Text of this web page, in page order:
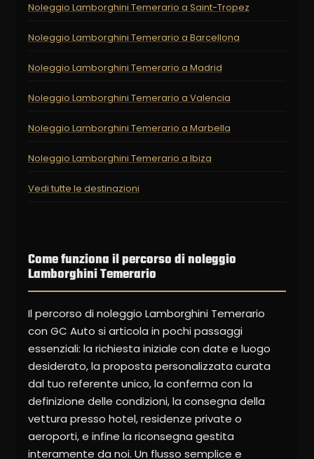
Noleggio Lamborghini Temerario a Saint-Tropez
Noleggio Lamborghini Temerario a Barcellona
Noleggio Lamborghini Temerario a Madrid
Noleggio Lamborghini Temerario a Valencia
Noleggio Lamborghini Temerario a Marbella
Noleggio Lamborghini Temerario a Ibiza
Vedi tutte le destinazioni
Come funziona il percorso di noleggio
Lamborghini Temerario
Il percorso di noleggio Lamborghini Temerario
con GC Auto si articola in pochi passaggi
essenziali: la richiesta iniziale con date e luogo
desiderato, la proposta personalizzata curata
dal tuo referente unico, la conferma con la
definizione delle condizioni, la consegna della
vettura presso hotel, residenze private o
aeroporti, e infine la riconsegna gestita
interamente da noi. Un flusso semplice e